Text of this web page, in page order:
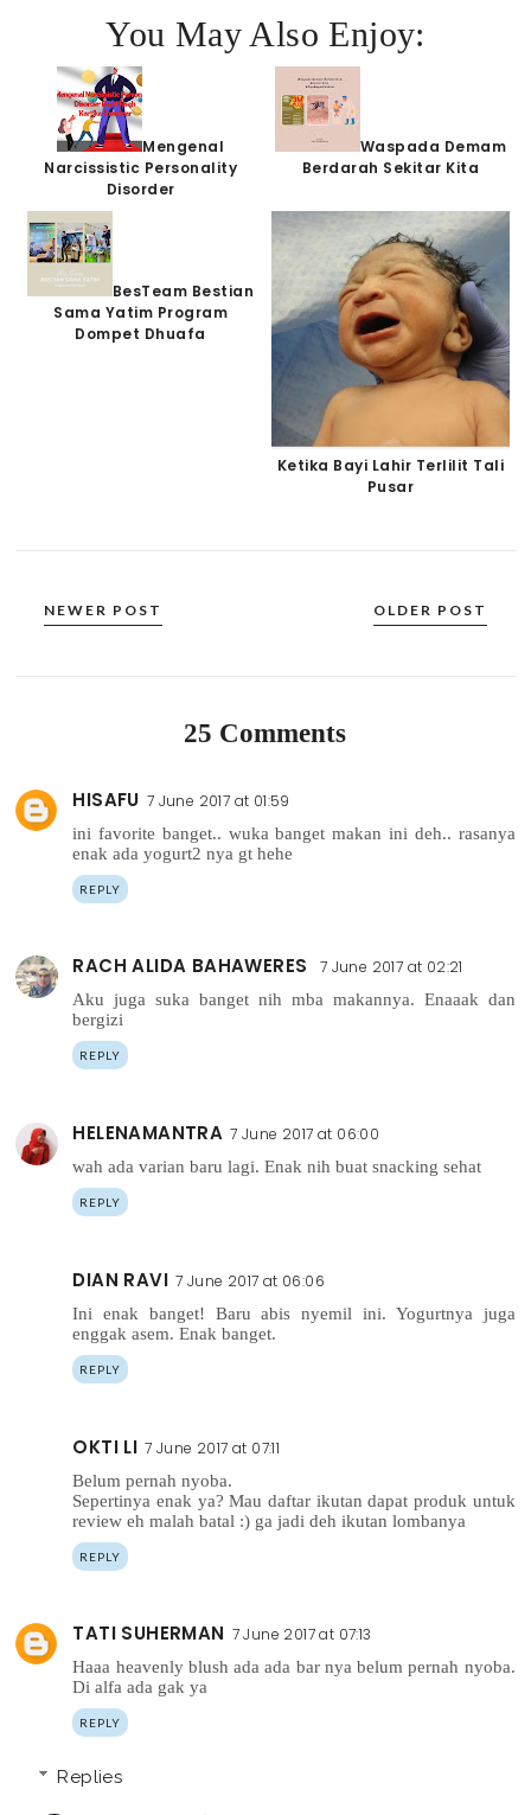
You May Also Enjoy:
Mengenal
Narcissistic Personality
Disorder
Waspada Demam
Berdarah Sekitar Kita
BesTeam Bestian
Sama Yatim Program
Dompet Dhuafa
Ketika Bayi Lahir Terlilit Tali
Pusar
NEWER POST OLDER POST
25 Comments
HISAFU 7 June 2017 at 01:59
ini favorite banget.. wuka banget makan ini deh.. rasanya
enak ada yogurt2 nya gt hehe
REPLY
RACH ALIDA BAHAWERES 7 June 2017 at 02:21
Aku juga suka banget nih mba makannya. Enaaak dan
bergizi
REPLY
HELENAMANTRA 7 June 2017 at 06:00
wah ada varian baru lagi. Enak nih buat snacking sehat
REPLY
DIAN RAVI 7 June 2017 at 06:06
Ini enak banget! Baru abis nyemil ini. Yogurtnya juga
enggak asem. Enak banget.
REPLY
OKTI LI 7 June 2017 at 07:11
Belum pernah nyoba.
Sepertinya enak ya? Mau daftar ikutan dapat produk untuk
review eh malah batal :) ga jadi deh ikutan lombanya
REPLY
TATI SUHERMAN 7 June 2017 at 07:13
Haaa heavenly blush ada ada bar nya belum pernah nyoba.
Di alfa ada gak ya
REPLY
Replies